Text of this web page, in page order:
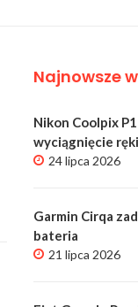
Najnowsze
Nikon Coolpix
wyciągnięcie ręki
24 lipca 2026
Garmin Cirqa
bateria
21 lipca 2026